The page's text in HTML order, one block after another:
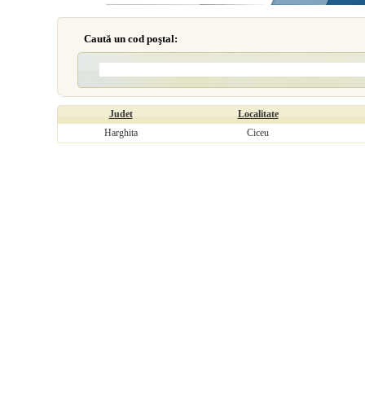
Caută un cod poştal:
Judet
Localitate
Harghita
Ciceu